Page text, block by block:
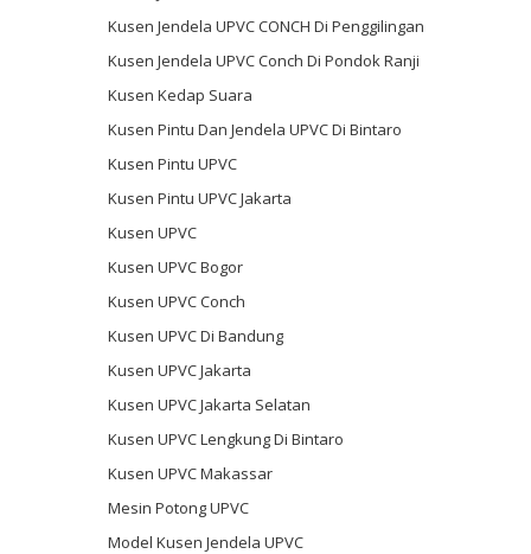
Kusen Jendela UPVC CONCH Di Penggilingan
Kusen Jendela UPVC Conch Di Pondok Ranji
Kusen Kedap Suara
Kusen Pintu Dan Jendela UPVC Di Bintaro
Kusen Pintu UPVC
Kusen Pintu UPVC Jakarta
Kusen UPVC
Kusen UPVC Bogor
Kusen UPVC Conch
Kusen UPVC Di Bandung
Kusen UPVC Jakarta
Kusen UPVC Jakarta Selatan
Kusen UPVC Lengkung Di Bintaro
Kusen UPVC Makassar
Mesin Potong UPVC
Model Kusen Jendela UPVC